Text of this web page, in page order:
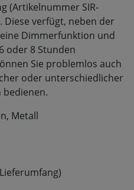
(Artikelnummer SIR-
Diese verfügt, neben der
eine Dimmerfunktion und
oder 8 Stunden
Sie problemlos auch
oder unterschiedlicher
bedienen.
Metall